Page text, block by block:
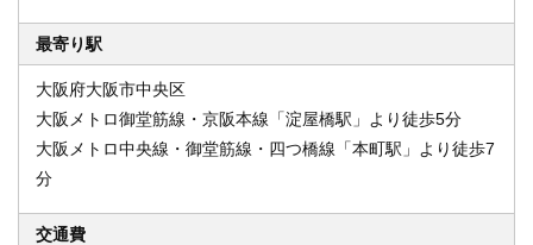
最寄り駅
大阪府大阪市中央区
大阪メトロ御堂筋線・京阪本線「淀屋橋駅」より徒歩5分
大阪メトロ中央線・御堂筋線・四つ橋線「本町駅」より徒歩7
分
交通費